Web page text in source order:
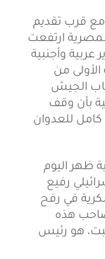
قرب تقديم
ارتفعت
عربية وأجنبية
من
الجيش
بأن وقف
للعدوان
ظهر اليوم
رفيع
في رفح
هذه
هو رئيس